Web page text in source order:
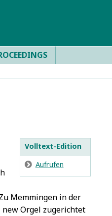
Volltext-Edition
E Aufrufen
Memmingen in der
new Orgel zugerichtet